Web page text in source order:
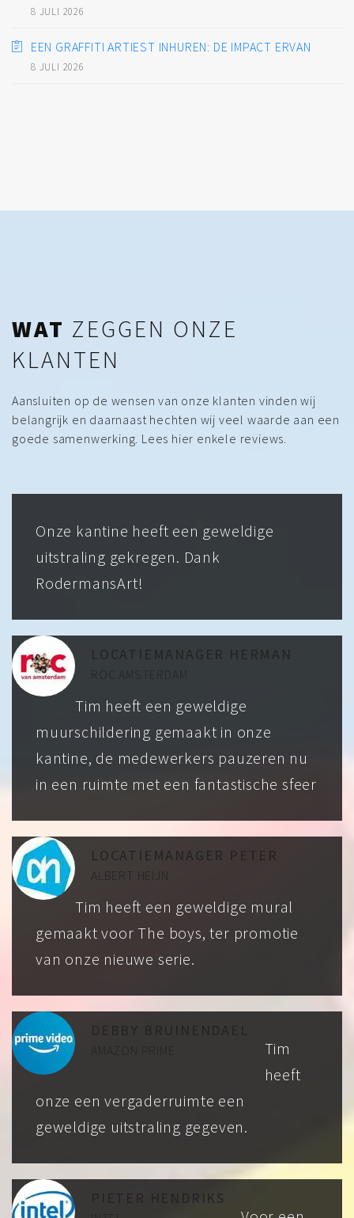
8 JULI 2026
EEN GRAFFITI ARTIEST INHUREN: DE IMPACT ERVAN
8 JULI 2026
WAT ZEGGEN ONZE
KLANTEN
Aansluiten op de wensen van onze klanten vinden wij
belangrijk en daarnaast hechten wij veel waarde aan een
goede samenwerking. Lees hier enkele reviews.
Onze kantine heeft een geweldige
uitstraling gekregen. Dank
RodermansArt!
LOCATIEMANAGER HERMAN
ROC AMSTERDAM
Tim heeft een geweldige
muurschildering gemaakt in onze
kantine, de medewerkers pauzeren nu
in een ruimte met een fantastische sfeer
LOCATIEMANAGER PETER
ALBERT HEIJN
Tim heeft een geweldige mural
gemaakt voor The boys, ter promotie
van onze nieuwe serie.
DEBBY BRUINENDAEL
Tim
heeft
onze een vergaderruimte een
geweldige uitstraling gegeven.
PIETER HENDRIKS